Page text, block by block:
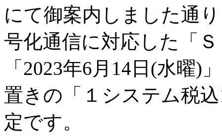
にて御案内しました通
号化通信に対応した「
「2023年6月14日(水曜)
置きの「１システム税
定です。